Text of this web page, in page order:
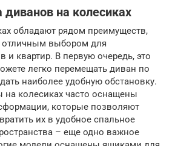
на колесиках
обладают рядом преимуществ,
отличным выбором для
квартир. В первую очередь, это
легко перемещать диван по
наиболее удобную обстановку.
на колесиках часто оснащены
которые позволяют
их в удобное спальное
– еще одно важное